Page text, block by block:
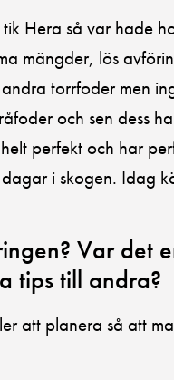
Hera så var hade
mängder, lös
torrfoder men
och sen dess
perfekt och har
i skogen. Idag
Var det
tips till andra?
att planera så att